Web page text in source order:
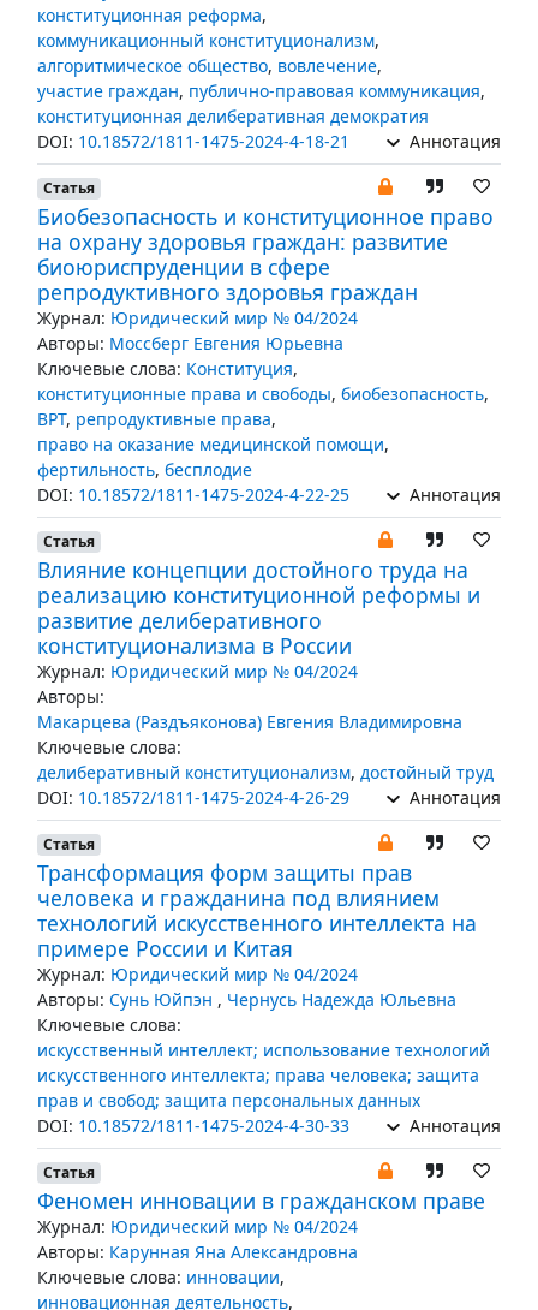
конституционная реформа,
коммуникационный конституционализм,
алгоритмическое общество, вовлечение,
участие граждан, публично-правовая коммуникация,
конституционная делиберативная демократия
DOI: 10.18572/1811-1475-2024-4-18-21 Аннотация
Статья
Биобезопасность и конституционное право
на охрану здоровья граждан: развитие
биоюриспруденции в сфере
репродуктивного здоровья граждан
Журнал: Юридический мир № 04/2024
Авторы: Моссберг Евгения Юрьевна
Ключевые слова: Конституция,
конституционные права и свободы, биобезопасность,
ВРТ, репродуктивные права,
право на оказание медицинской помощи,
фертильность, бесплодие
DOI: 10.18572/1811-1475-2024-4-22-25 Аннотация
Статья
Влияние концепции достойного труда на
реализацию конституционной реформы и
развитие делиберативного
конституционализма в России
Журнал: Юридический мир № 04/2024
Авторы:
Макарцева (Раздъяконова) Евгения Владимировна
Ключевые слова:
делиберативный конституционализм, достойный труд
DOI: 10.18572/1811-1475-2024-4-26-29 Аннотация
Статья
Трансформация форм защиты прав
человека и гражданина под влиянием
технологий искусственного интеллекта на
примере России и Китая
Журнал: Юридический мир № 04/2024
Авторы: Сунь Юйпэн , Чернусь Надежда Юльевна
Ключевые слова:
искусственный интеллект; использование технологий
искусственного интеллекта; права человека; защита
прав и свобод; защита персональных данных
DOI: 10.18572/1811-1475-2024-4-30-33 Аннотация
Статья
Феномен инновации в гражданском праве
Журнал: Юридический мир № 04/2024
Авторы: Карунная Яна Александровна
Ключевые слова: инновации,
инновационная деятельность,